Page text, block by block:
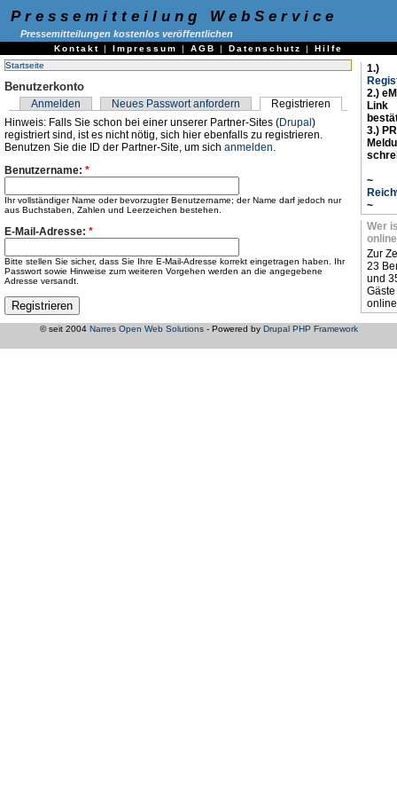
Pressemitteilung WebService
Pressemitteilungen kostenlos veröffentlichen
Kontakt | Impressum | AGB | Datenschutz | Hilfe
Startseite
Benutzerkonto
Anmelden Neues Passwort anfordern
Registrieren
Hinweis: Falls Sie schon bei einer unserer Partner-Sites (Drupal)
registriert sind, ist es nicht nötig, sich hier ebenfalls zu registrieren.
Benutzen Sie die ID der Partner-Site, um sich anmelden
Benutzername: *
Ihr vollständiger Name oder bevorzugter Benutzername; der Name darf jedoch nur
aus Buchstaben, Zahlen und Leerzeichen bestehen.
E-Mail-Adresse: *
Bitte stellen Sie sicher, dass Sie Ihre E-Mail-Adresse korrekt eingetragen haben. Ihr
Passwort sowie Hinweise zum weiteren Vorgehen werden an die angegebene
Adresse versandt.
1.)
2.)
Link
3.)
~
~
Wer
online
Zur
23
und
Gäste
© seit 2004 Narres Open Web Solutions- Powered by Drupal PHP Framework